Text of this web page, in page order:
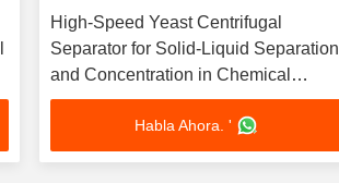
High-Speed Yeast Centrifugal
Separator for Solid-Liquid Separation
and Concentration in Chemical
Pharmaceutical and Food Industries
Habla Ahora. '